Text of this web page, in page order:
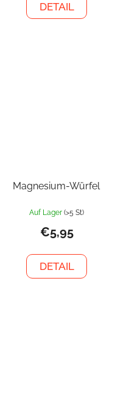
DETAIL
Magnesium-Würfel
Auf Lager (>5 St)
€5,95
DETAIL